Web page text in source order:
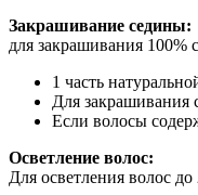
Закрашивание седины:
для закрашивания 100%
1 часть
Для закрашивания
Если волосы
Осветление волос:
Для осветления волос